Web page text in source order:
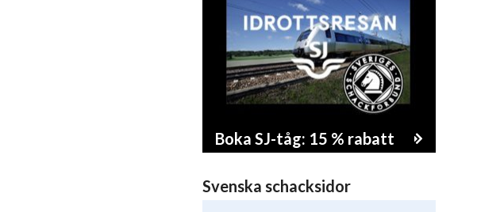
Boka SJ-tåg: 15 % rabatt
Svenska schacksidor